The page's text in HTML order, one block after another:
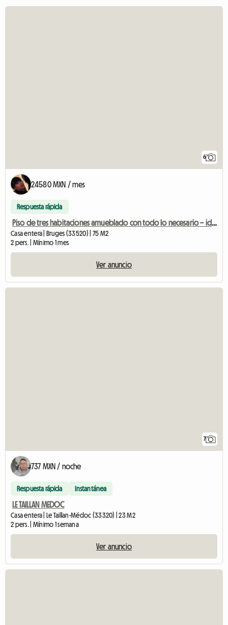
6
24580 MXN / mes
Respuesta rápida
Piso de tres habitaciones amueblado con todo lo necesario – ideal para estancias largas
Casa entera | Bruges (33520) | 75 M2
2 pers. | Mínimo 1 mes
Ver anuncio
7
737 MXN / noche
Respuesta rápida Instantánea
LE TAILLAN MEDOC
Casa entera | Le Taillan-Médoc (33320) | 23 M2
2 pers. | Mínimo 1 semana
Ver anuncio